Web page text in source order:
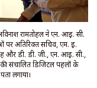
रामतोहल ने एन. आई. सी.
पर अतिरिक्त सचिव, एम. ई.
और डी. डी. जी., एन. आई. सी.,
संचालित डिजिटल पहलों के
लगाया।